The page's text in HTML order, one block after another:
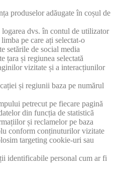
produselor adăugate în coșul de
dvs. în contul de utilizator
pe care ați selectat-o
setările de social media
țara și regiunea selectată
vizitate și a interacțiunilor
și regiunii baza pe numărul
petrecut pe fiecare pagină
din funcția de statistică
și reclamelor pe baza
conform conținuturilor vizitate
targeting cookie-uri sau
identificabile personal cum ar fi